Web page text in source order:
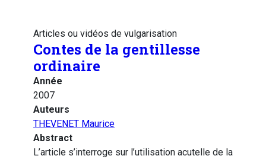
Articles ou vidéos de vulgarisation
Contes de la gentillesse
ordinaire
Année
2007
Auteurs
THEVENET Maurice
Abstract
L’article s’interroge sur l’utilisation acutelle de la